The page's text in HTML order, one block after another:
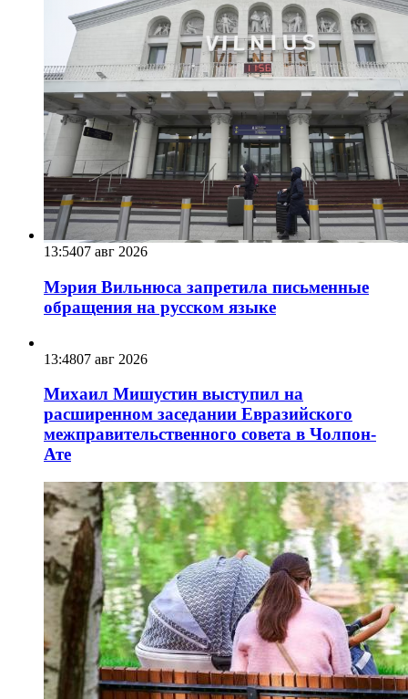
13:5407 авг 2026
Мэрия Вильнюса запретила письменные
обращения на русском языке
13:4807 авг 2026
Михаил Мишустин выступил на
расширенном заседании Евразийского
межправительственного совета в Чолпон-
Ате